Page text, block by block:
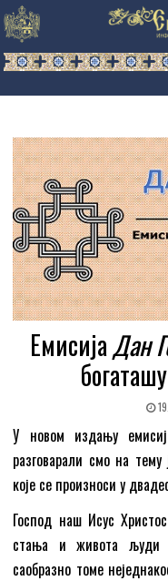
ЕмисијаДан
У новом издању
разговарали смо на тему
које се произноси у
Господ наш Исус
стања и живота људи
саобразно томе